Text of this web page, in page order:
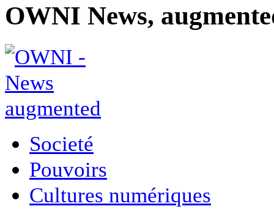
OWNI News,
Societé
Pouvoirs
Cultures numériques